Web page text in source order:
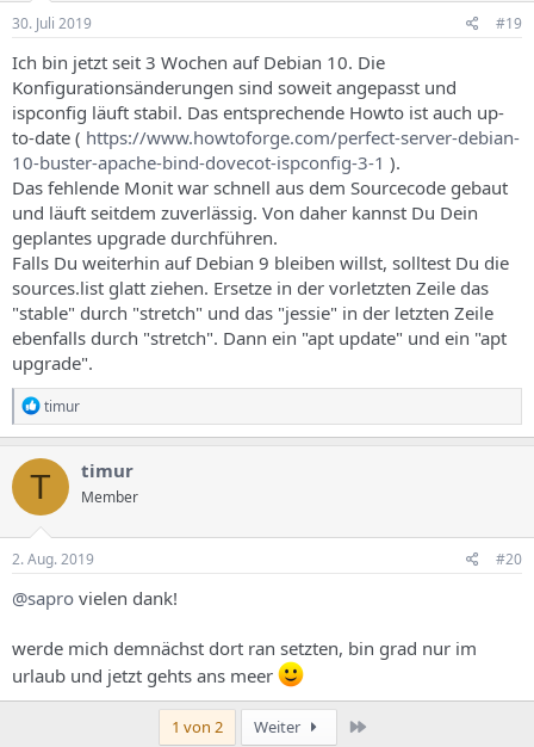
30. Juli 2019 #19
Ich bin jetzt seit 3 Wochen auf Debian 10. Die
Konfigurationsänderungen sind soweit angepasst und
ispconfig läuft stabil. Das entsprechende Howto ist auch up-
to-date ( https://www.howtoforge.com/perfect-server-debian-
10-buster-apache-bind-dovecot-ispconfig-3-1 ).
Das fehlende Monit war schnell aus dem Sourcecode gebaut
und läuft seitdem zuverlässig. Von daher kannst Du Dein
geplantes upgrade durchführen.
Falls Du weiterhin auf Debian 9 bleiben willst, solltest Du die
sources.list glatt ziehen. Ersetze in der vorletzten Zeile das
"stable" durch "stretch" und das "jessie" in der letzten Zeile
ebenfalls durch "stretch". Dann ein "apt update" und ein "apt
upgrade".
R
e
a
k
t
o
n
e
:
timur
T timur
Member
2. Aug. 2019 #20
@sapro vielen dank!
werde mich demnächst dort ran setzten, bin grad nur im
urlaub und jetzt gehts ans meer
1 von 2 Weiter